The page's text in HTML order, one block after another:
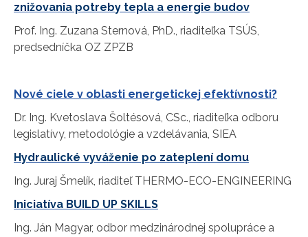
znižovania potreby tepla a energie budov
Prof. Ing. Zuzana Sternová, PhD., riaditeľka TSÚS,
predsedníčka OZ ZPZB
Nové ciele v oblasti energetickej efektívnosti?
Dr. Ing. Kvetoslava Šoltésová, CSc., riaditeľka odboru
legislatívy, metodológie a vzdelávania, SIEA
Hydraulické vyváženie po zateplení domu
Ing. Juraj Šmelík, riaditeľ THERMO-ECO-ENGINEERING
Iniciatíva BUILD UP SKILLS
Ing. Ján Magyar, odbor medzinárodnej spolupráce a